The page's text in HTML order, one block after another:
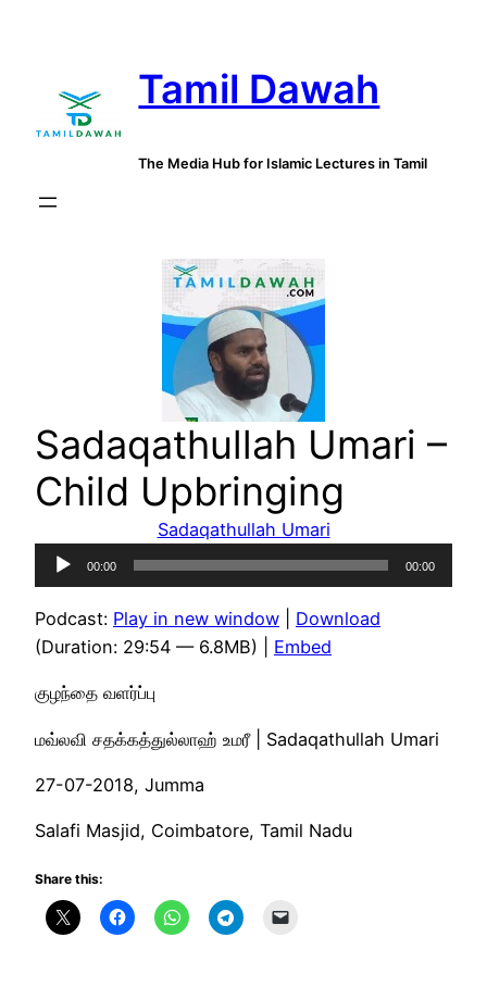
Tamil Dawah
The Media Hub for Islamic Lectures in Tamil
Sadaqathullah Umari –
Child Upbringing
Sadaqathullah Umari
Audio
Player
00:00 00:00
Podcast: Play in new window
Download
(Duration: 29:54 — 6.8MB) | Embed
குழந்தை வளர்ப்பு
மவ்லவி சதக்கத்துல்லாஹ் உமரீ | Sadaqathullah Umari
27-07-2018, Jumma
Salafi Masjid, Coimbatore, Tamil Nadu
Share this: